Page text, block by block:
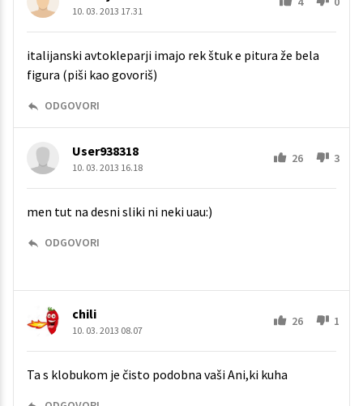
10. 03. 2013 17.31
italijanski avtokleparji imajo rek štuk e pitura že bela
figura (piši kao govoriš)
ODGOVORI
User938318
10. 03. 2013 16.18
26 3
men tut na desni sliki ni neki uau:)
ODGOVORI
chili
10. 03. 2013 08.07
26 1
Ta s klobukom je čisto podobna vaši Ani,ki kuha